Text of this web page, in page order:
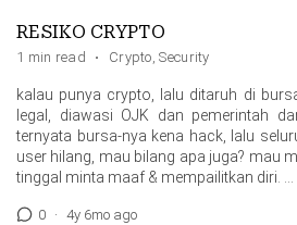
RESIKO CRYPTO
1 min read · Crypto,Security
kalau punya crypto, lalu ditaruh di
legal, diawasi OJK dan pemerintah
ternyata bursa-nya kena hack, lalu
user hilang, mau bilang apa juga? mau
tinggal minta maaf & mempailitkan diri. …
0 · 4y 6mo ago